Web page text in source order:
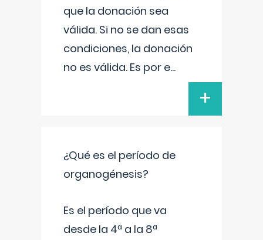
que la donación sea
válida. Si no se dan esas
condiciones, la donación
no es válida. Es por e...
+
¿Qué es el período de
organogénesis?
Es el período que va
desde la 4ª a la 8ª